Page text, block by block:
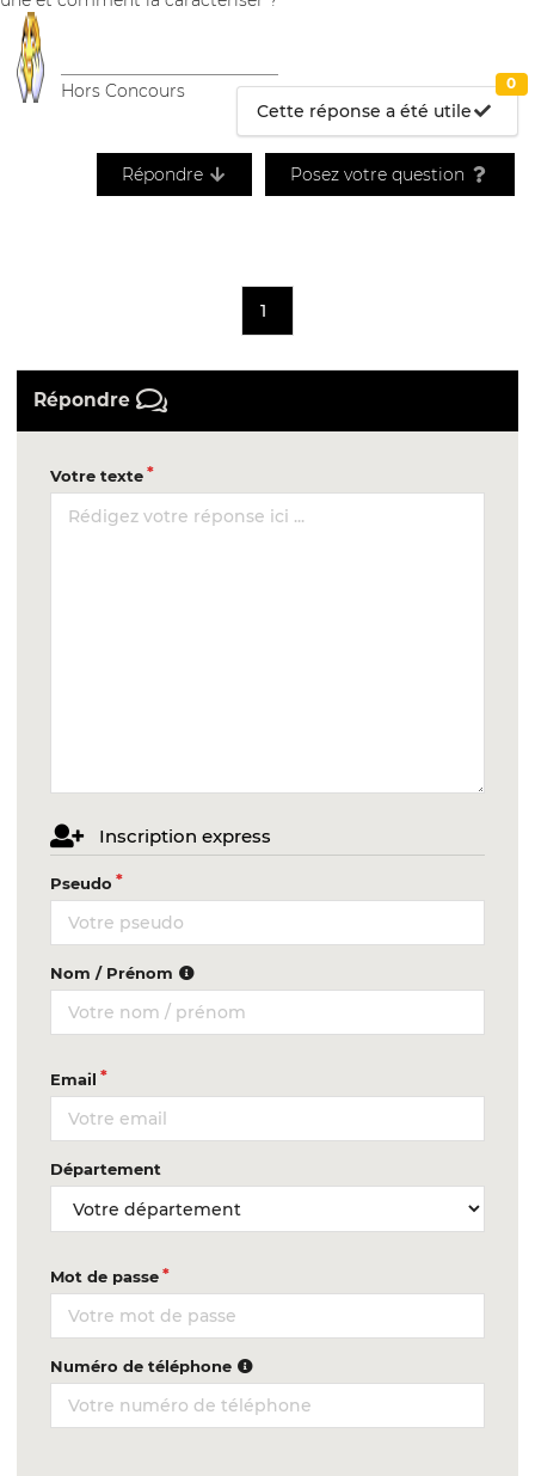
Hors Concours
Cette réponse a été utile
0
Répondre Posez votre question
1
Répondre
Votre texte
Inscription express
Pseudo
Nom / Prénom
Email
Département
Mot de passe
Numéro de téléphone